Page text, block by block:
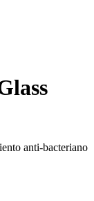
anti-bacteriano